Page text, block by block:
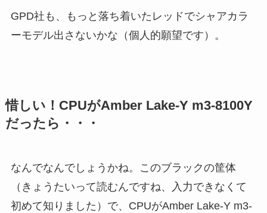
GPD社も、もっと落ち着いたレッドでシャアカラ
ーモデル出さないかな（個人的願望です）。
惜しい！CPUがAmber Lake-Y m3-8100Y
だったら・・・
なんでなんでしょうかね。このブラックの筐体
（きょうたいって読むんですね、入力できなくて
初めて知りました）で、CPUがAmber Lake-Y m3-